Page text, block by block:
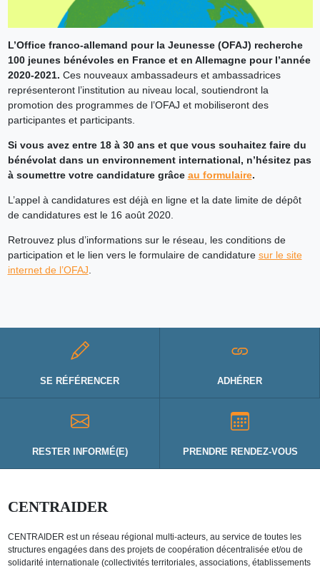
L’Office franco-allemand pour la Jeunesse (OFAJ) recherche
100 jeunes bénévoles en France et en Allemagne pour l’année
2020-2021. Ces nouveaux ambassadeurs et ambassadrices
représenteront l’institution au niveau local, soutiendront la
promotion des programmes de l’OFAJ et mobiliseront des
participantes et participants.
Si vous avez entre 18 à 30 ans et que vous souhaitez faire du
bénévolat dans un environnement international, n’hésitez pas
à soumettre votre candidature grâce au formulaire.
L’appel à candidatures est déjà en ligne et la date limite de dépôt
de candidatures est le 16 août 2020.
Retrouvez plus d’informations sur le réseau, les conditions de
participation et le lien vers le formulaire de candidature sur le site
internet de l’OFAJ
SE RÉFÉRENCER ADHÉRER
RESTER INFORMÉ(E) PRENDRE RENDEZ-VOUS
CENTRAIDER
CENTRAIDER est un réseau régional multi-acteurs, au service de toutes les
structures engagées dans des projets de coopération décentralisée et/ou de
solidarité internationale (collectivités territoriales, associations, établissements